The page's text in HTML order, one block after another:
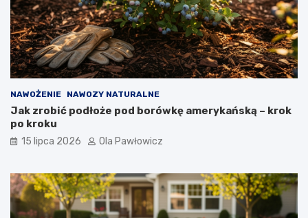
NAWOŻENIE NAWOZY NATURALNE
Jak zrobić podłoże pod borówkę amerykańską – krok
po kroku
15 lipca 2026 Ola Pawłowicz